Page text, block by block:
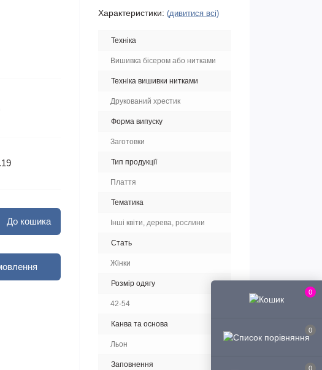
0
0
0
До кошика
Характеристики: (дивитися всі)
Техніка
Вишивка бісером або нитками
Техніка вишивки нитками
Друкований хрестик
Форма випуску
Заготовки
Тип продукції
Плаття
Тематика
Інші квіти, дерева, рослини
Стать
Жінки
Розмір одягу
42-54
Канва та основа
Льон
Заповнення